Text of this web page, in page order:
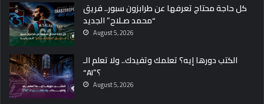
كل حاجة محتاج تعرفها عن طرابزون سبور.. فريق
“محمد صـلاح” الجديد
August 5, 2026
الكتب دورها إيه؟ تعلمك وتفيدك.. ولا تعلم الـ
“AI”؟
August 5, 2026